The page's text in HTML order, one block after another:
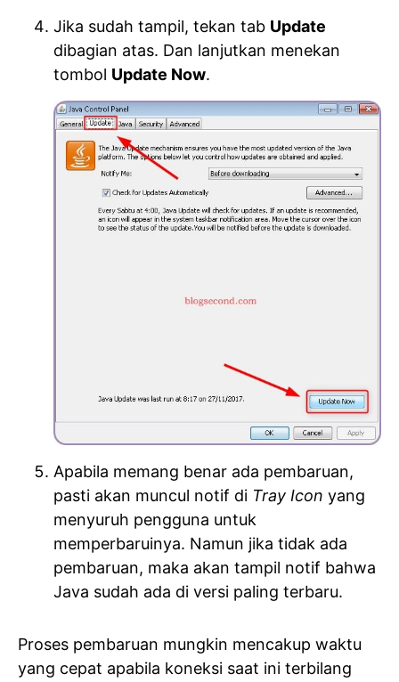
Jika sudah tampil, tekan tab Update
dibagian atas. Dan lanjutkan menekan
tombol Update Now.
Apabila memang benar ada pembaruan,
pasti akan muncul notif di Tray Icon yang
menyuruh pengguna untuk
memperbaruinya. Namun jika tidak ada
pembaruan, maka akan tampil notif bahwa
Java sudah ada di versi paling terbaru.
Proses pembaruan mungkin mencakup waktu
yang cepat apabila koneksi saat ini terbilang